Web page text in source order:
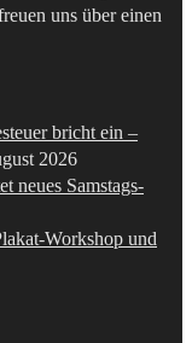
uns über einen
bricht ein –
2026
neues Samstags-
Workshop und